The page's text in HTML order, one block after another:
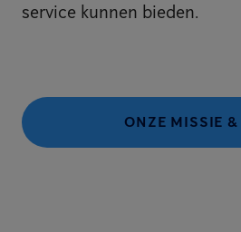
service kunnen bieden.
ONZE MISSIE